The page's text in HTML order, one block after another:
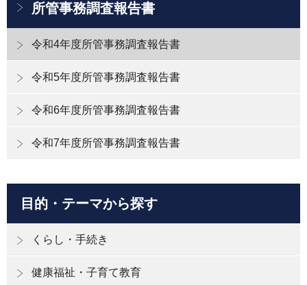
所管事務調査報告書
令和4年度所管事務調査報告書
令和5年度所管事務調査報告書
令和6年度所管事務調査報告書
令和7年度所管事務調査報告書
目的・テーマから探す
くらし・手続き
健康福祉・子育て教育